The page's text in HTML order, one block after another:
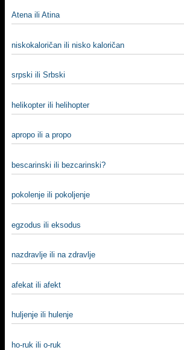
Atena ili Atina
niskokaloričan ili nisko kaloričan
srpski ili Srbski
helikopter ili helihopter
apropo ili a propo
bescarinski ili bezcarinski?
pokolenje ili pokoljenje
egzodus ili eksodus
nazdravlje ili na zdravlje
afekat ili afekt
huljenje ili hulenje
ho-ruk ili o-ruk